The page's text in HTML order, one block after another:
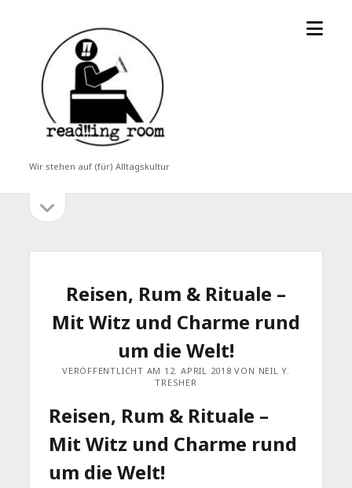
read!!ing
room
Wir stehen auf (für) Alltagskultur
Menü
Seitenleiste
öffnen
Reisen, Rum & Rituale –
Mit Witz und Charme rund
um die Welt!
VERÖFFENTLICHT AM 12. APRIL 2018 VON NEIL Y.
TRESHER
Reisen, Rum & Rituale –
Mit Witz und Charme rund
um die Welt!